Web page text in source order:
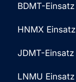
BDMT-Einsatz
HNMX Einsatz
JDMT-Einsatz
LNMU Einsatz